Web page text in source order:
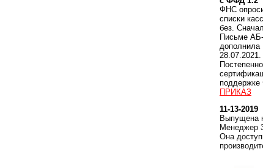
ФНС
списки
без.
Письме АБ-
28.07.2021.
поддержке
ПРИКАЗ
11-13-2019
Выпущена
Менеджер
Она